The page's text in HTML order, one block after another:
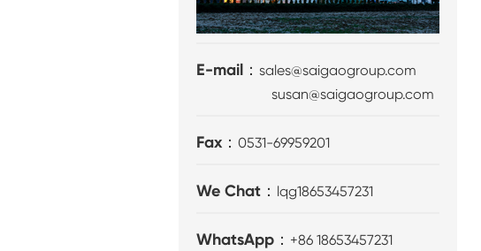
E-mail：sales@saigaogroup.com
susan@saigaogroup.com
Fax：0531-69959201
We Chat： lqg18653457231
WhatsApp： +86 18653457231